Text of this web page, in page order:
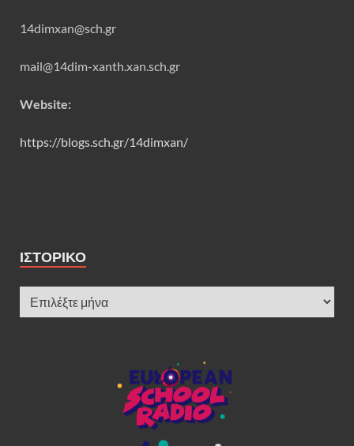
14dimxan@sch.gr
mail@14dim-xanth.xan.sch.gr
Website:
https://blogs.sch.gr/14dimxan/
ΙΣΤΟΡΙΚΌ